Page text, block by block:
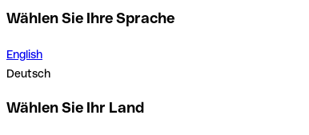
Wählen Sie Ihre Sprache
English
Deutsch
Wählen Sie Ihr Land